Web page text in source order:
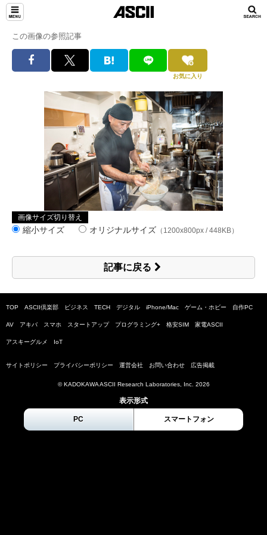
この画像の参照記事
お気に入り
画像サイズ切り替え
縮小サイズ オリジナルサイズ （1200x800px / 448KB）
記事に戻る
TOP ASCII倶楽部 ビジネス TECH デジタル iPhone/Mac ゲーム・ホビー 自作PC
AV アキバ スマホ スタートアップ プログラミング+ 格安SIM 家電ASCII
アスキーグルメ IoT
サイトポリシー プライバシーポリシー 運営会社 お問い合わせ 広告掲載
© KADOKAWA ASCII Research Laboratories, Inc. 2026
表示形式
PC スマートフォン